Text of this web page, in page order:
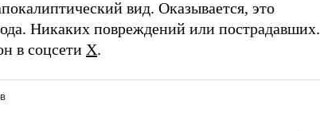
вид. Оказывается, это
Никаких повреждений или пострадавших.
в соцсети Х.